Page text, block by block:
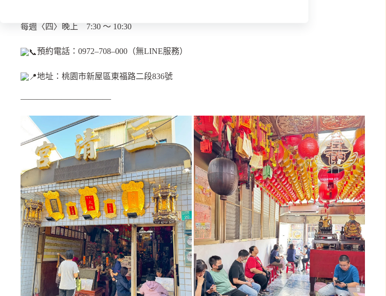
每週〈四〉晚上 7:30 ～ 10:30
預約電話：0972–708–000（無LINE服務）
地址：桃園市新屋區東福路二段836號
———————————